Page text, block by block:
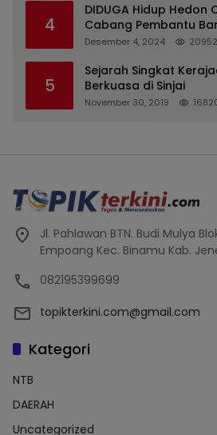
4
DIDUGA Hidup Hedon
Cabang Pembantu
Indonesia Unit Hasan
Milyaran Rupiah dan
Terdaftar, OJK Kalsel :
Desember 4, 2024 20952
5
Sejarah Singkat
Berkuasa di Sinjai
November 30, 2019
Jl. Pahlawan BTN. Budi Mulya
Empoang Kec. Binamu Kab.
082195399699
topikterkini.com@gmail.com
Kategori
NTB
DAERAH
Uncategorized